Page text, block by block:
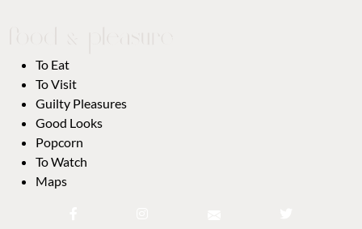
To Eat
To Visit
Guilty Pleasures
Good Looks
Popcorn
To Watch
Maps